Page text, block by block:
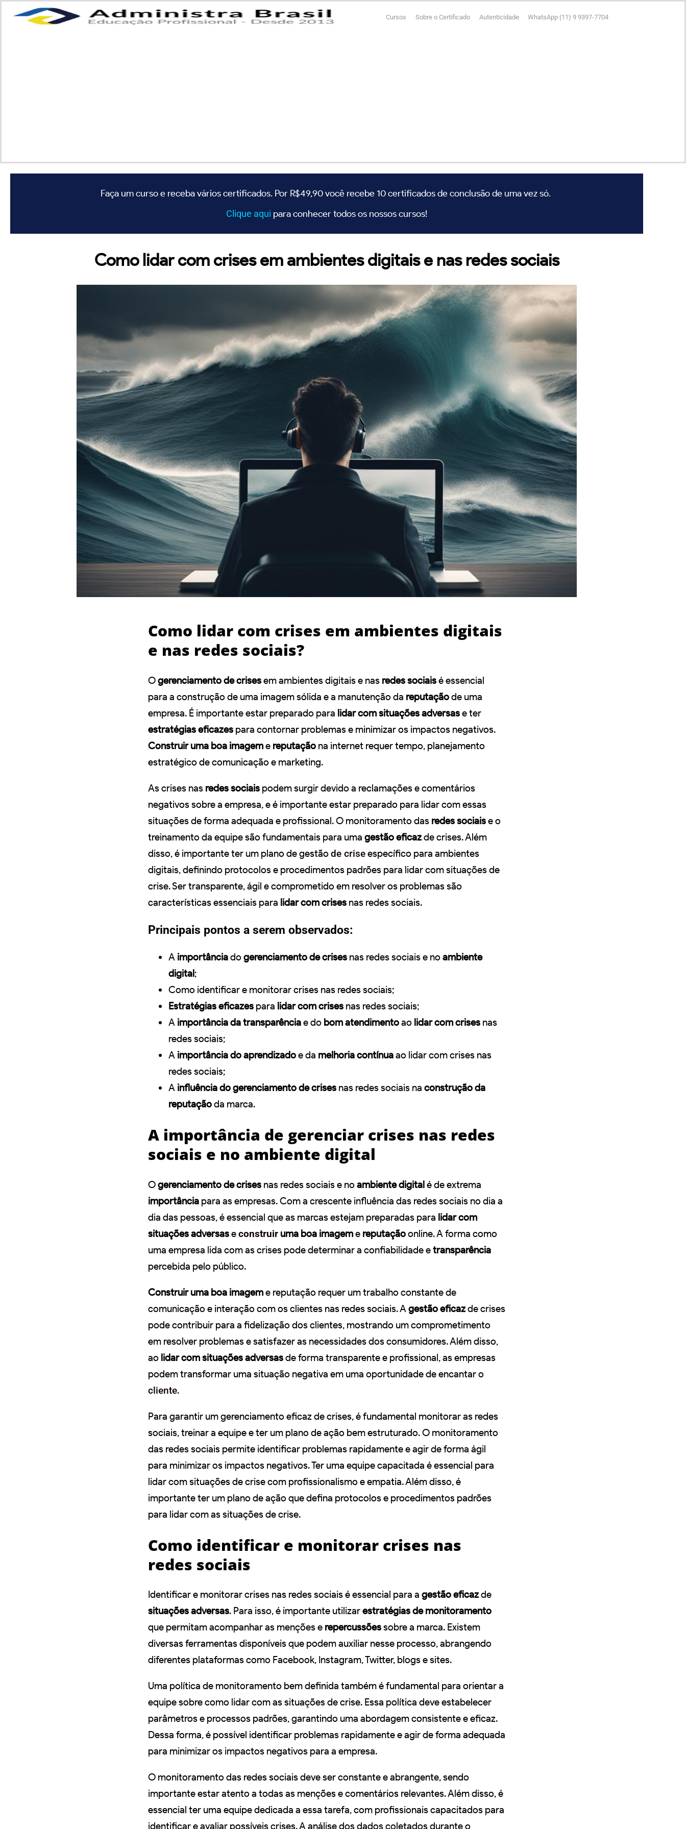
Cursos Sobre o Certificado Autenticidade WhatsApp (11) 9 9397-7704
Faça um curso e receba vários certificados. Por R$49,90 você recebe 10 certificados de conclusão de uma vez só.
Clique aqui para conhecer todos os nossos cursos!
Como lidar com crises em ambientes digitais e nas redes sociais
Como lidar com crises em ambientes digitais
e nas redes sociais?
Ogerenciamento de crisesem ambientes digitais e nas redes sociaisé essencial
para a construção de uma imagem sólida e a manutenção da reputaçãode uma
empresa. É importante estar preparado para lidar com situações adversase ter
estratégias eficazes para contornar problemas e minimizar os impactos negativos.
Construir uma boa imageme reputação na internet requer tempo, planejamento
estratégico de comunicação e marketing.
As crises nas redes sociais podem surgir devido a reclamações e comentários
negativos sobre a empresa, e é importante estar preparado para lidar com essas
situações de forma adequada e profissional. O monitoramento das redes sociaise o
treinamento da equipe são fundamentais para uma gestão eficazde crises. Além
disso, é importante ter um plano de gestão de criseespecífico para ambientes
digitais, definindo protocolos e procedimentos padrões para lidar com situações de
crise. Ser transparente, ágil e comprometido em resolver os problemas são
características essenciais para lidar com crises nas redes sociais.
Principais pontos a serem observados:
A importânciado gerenciamento de crises nas redes sociais e no ambiente
digital;
Como identificar e monitorar crises nas redes sociais;
Estratégias eficazes para lidar com crises nas redes sociais;
A importância da transparênciae do bom atendimentoao lidar com crises nas
redes sociais;
A importância do aprendizadoe da melhoria contínuaao lidar com crises nas
redes sociais;
A influência do gerenciamento de crises nas redes sociais na construção da
reputaçãoda marca.
A importância de gerenciar crises nas redes
sociais e no ambiente digital
Ogerenciamento de crises nas redes sociais e no ambiente digitalé de extrema
importância para as empresas. Com a crescente influência das redes sociais no dia a
dia das pessoas, é essencial que as marcas estejam preparadas para lidar com
situações adversaseconstruir uma boa imageme reputaçãoonline. A forma como
uma empresa lida com as crises pode determinar a confiabilidade etransparência
percebida pelo público.
Construir uma boa imageme reputação requer um trabalho constante de
comunicação e interação com os clientes nas redes sociais. Agestão eficazde crises
pode contribuir para a fidelização dos clientes, mostrando um comprometimento
em resolver problemas e satisfazer as necessidades dos consumidores. Além disso,
ao lidar com situações adversasde forma transparente e profissional, as empresas
podem transformar uma situação negativa em uma oportunidade de encantar o
cliente.
Para garantir um gerenciamento eficaz de crises, é fundamental monitorar as redes
sociais, treinar a equipe e ter um plano de ação bem estruturado. O monitoramento
das redes sociais permite identificar problemas rapidamente e agir de forma ágil
para minimizar os impactos negativos. Ter uma equipe capacitada é essencial para
lidar com situações de crise com profissionalismo e empatia. Além disso, é
importante ter um plano de ação que defina protocolos e procedimentos padrões
para lidar com as situações de crise.
Como identificar e monitorar crises nas
redes sociais
Identificar e monitorar crises nas redes sociais é essencial para a gestão eficazde
situações adversas. Para isso, é importante utilizarestratégias de monitoramento
que permitam acompanhar as menções e repercussõessobre a marca. Existem
diversas ferramentas disponíveis que podem auxiliar nesse processo, abrangendo
diferentes plataformas como Facebook, Instagram, Twitter, blogs e sites.
Uma política de monitoramento bem definida também é fundamental para orientar a
equipe sobre como lidar com as situações de crise. Essa política deve estabelecer
parâmetros e processos padrões, garantindo uma abordagem consistente e eficaz.
Dessa forma, é possível identificar problemas rapidamente e agir de forma adequada
para minimizar os impactos negativos para a empresa.
O monitoramento das redes sociais deve ser constante e abrangente, sendo
importante estar atento a todas as menções e comentários relevantes. Além disso, é
essencial ter uma equipe dedicada a essa tarefa, com profissionais capacitados para
identificar e avaliar possíveis crises. A análise dos dados coletados durante o